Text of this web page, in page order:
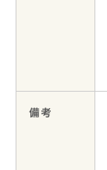
備考